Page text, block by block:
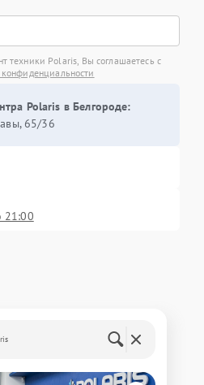
техники Polaris, Вы соглашаетесь с
Polaris в Белгороде:
65/36
21:00